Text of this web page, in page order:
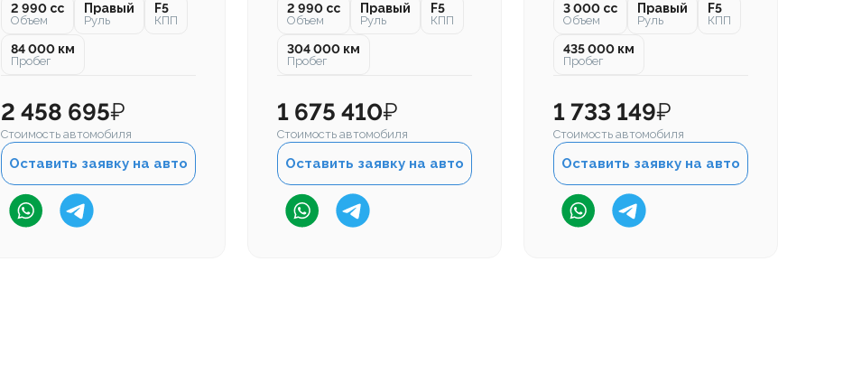
2 990 cc
Объем
Правый
Руль
F5
КПП
84 000 км
Пробег
2 458 695₽
Стоимость автомобиля
Оставить заявку на авто
2 990 cc
Объем
Правый
Руль
F5
КПП
304 000 км
Пробег
1 675 410₽
Стоимость автомобиля
Оставить заявку на авто
3 000 cc
Объем
Правый
Руль
F5
КПП
435 000 км
Пробег
1 733 149₽
Стоимость автомобиля
Оставить заявку на авто